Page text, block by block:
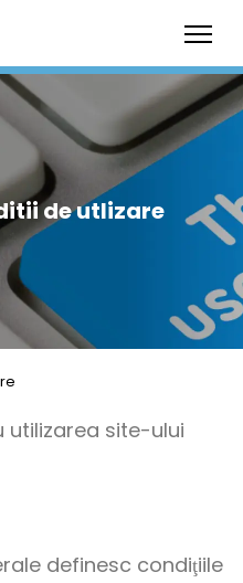
de utlizare
utilizarea site-ului
definesc condiţiile